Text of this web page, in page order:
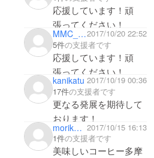
応援しています！頑
張ってください！
MMC_GREAT2017/10/20 22:52
5件の支援者です
応援しています！頑
張ってください！
kanikatu 2017/10/19 00:36
17件の支援者です
更なる発展を期待して
おります！
morikun25 2017/10/15 16:13
1件の支援者です
美味しいコーヒー多摩